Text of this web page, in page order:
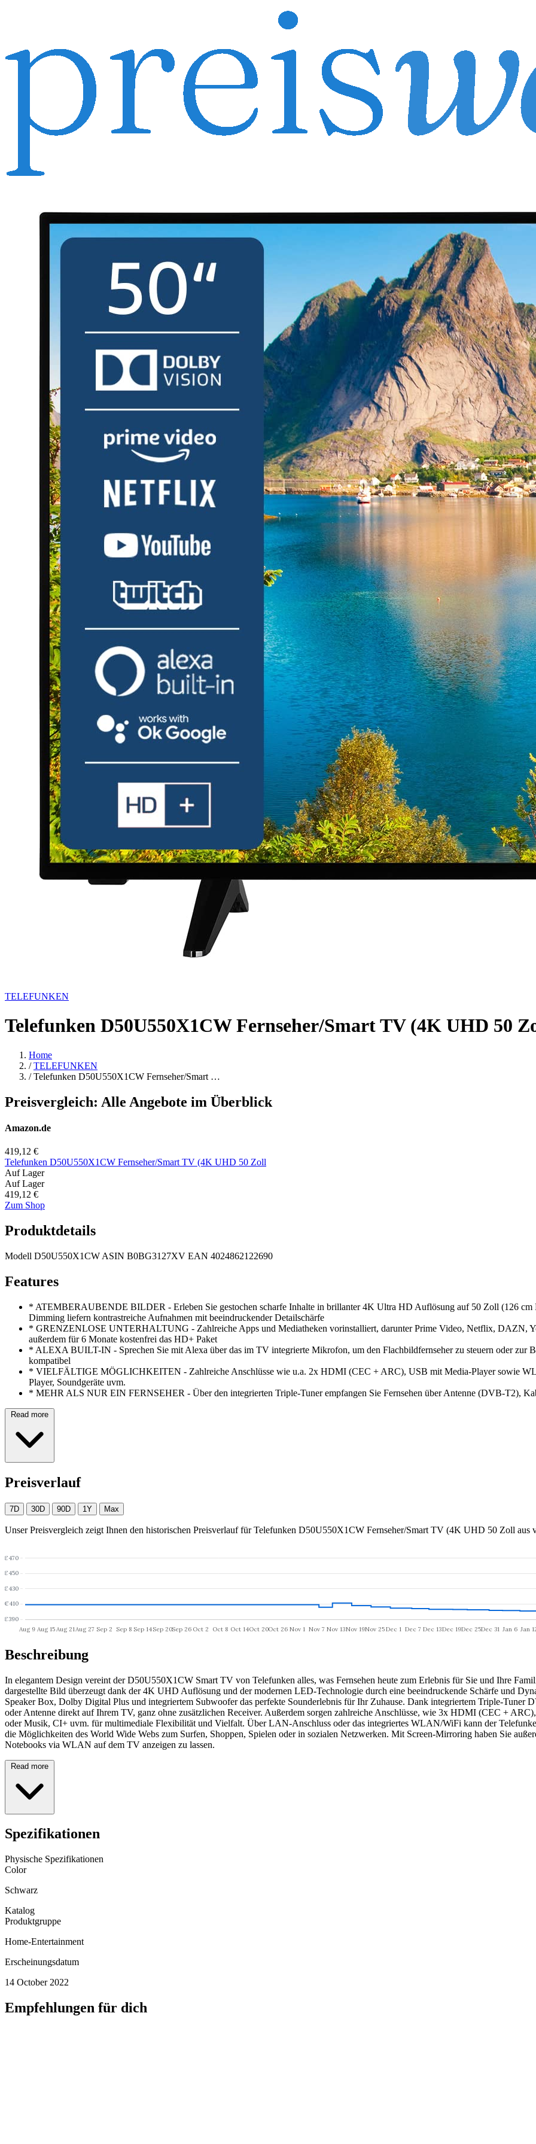
TELEFUNKEN
Telefunken D50U550X1CW Fernseher/Smart TV (4K UHD 50
Home
/ TELEFUNKEN
/ Telefunken D50U550X1CW Fernseher/Smart …
Preisvergleich: Alle Angebote im Überblick
Amazon.de
419,12 €
Telefunken D50U550X1CW Fernseher/Smart TV (4K UHD 50 Zoll
Auf Lager
Auf Lager
419,12 €
Zum Shop
Produktdetails
Modell D50U550X1CW ASIN B0BG3127XV EAN 4024862122690
Features
* ATEMBERAUBENDE BILDER - Erleben Sie gestochen scharfe Inhalte in brillanter 4K Ultra HD Auflösung auf 50 Zoll (126
Dimming liefern kontrastreiche Aufnahmen mit beeindruckender Detailschärfe
* GRENZENLOSE UNTERHALTUNG - Zahlreiche Apps und Mediatheken vorinstalliert, darunter Prime Video, Netflix, DAZN,
außerdem für 6 Monate kostenfrei das HD+ Paket
* ALEXA BUILT-IN - Sprechen Sie mit Alexa über das im TV integrierte Mikrofon, um den Flachbildfernseher zu steuern oder zur
kompatibel
* VIELFÄLTIGE MÖGLICHKEITEN - Zahlreiche Anschlüsse wie u.a. 2x HDMI (CEC + ARC), USB mit Media-Player sowie
Player, Soundgeräte uvm.
* MEHR ALS NUR EIN FERNSEHER - Über den integrierten Triple-Tuner empfangen Sie Fernsehen über Antenne (DVB-T2),
Read more
Preisverlauf
7D 30D 90D 1Y Max
Unser Preisvergleich zeigt Ihnen den historischen Preisverlauf fürTelefunken D50U550X1CW Fernseher/Smart TV (4K UHD 50 Zoll aus
Beschreibung
In elegantem Design vereint der D50U550X1CW Smart TV von Telefunken alles, was Fernsehen heute zum Erlebnis für Sie und Ihre
dargestellte Bild überzeugt dank der 4K UHD Auflösung und der modernen LED-Technologie durch eine beeindruckende Schärfe und
Speaker Box, Dolby Digital Plus und integriertem Subwoofer das perfekte Sounderlebnis für Ihr Zuhause. Dank integriertem Triple-Tuner
oder Antenne direkt auf Ihrem TV, ganz ohne zusätzlichen Receiver. Außerdem sorgen zahlreiche Anschlüsse, wie 3x HDMI (CEC +
oder Musik, CI+ uvm. für multimediale Flexibilität und Vielfalt. Über LAN-Anschluss oder das integriertes WLAN/WiFi kann der
die Möglichkeiten des World Wide Webs zum Surfen, Shoppen, Spielen oder in sozialen Netzwerken. Mit Screen-Mirroring haben Sie
Notebooks via WLAN auf dem TV anzeigen zu lassen.
Read more
Spezifikationen
Physische Spezifikationen
Color
Schwarz
Katalog
Produktgruppe
Home-Entertainment
Erscheinungsdatum
14 October 2022
Empfehlungen für dich